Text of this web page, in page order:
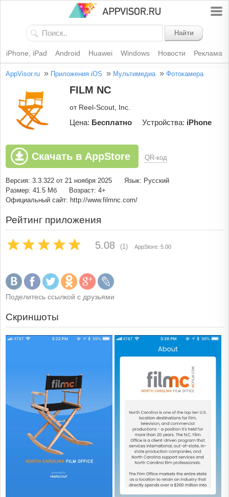
Найти
iPhone, iPad Android Huawei Windows Новости Реклама
AppVisor.ru » Приложения iOS » Мультимедиа » Фотокамера
FILM NC
от Reel-Scout, Inc.
Цена: Бесплатно Устройства: iPhone
Скачать в AppStore QR-код
Версия: 3.3.322 от 21 ноября 2025
Язык: Русский
Размер: 41.5 Мб
Возраст: 4+
Официальный сайт: http://www.filmnc.com/
Рейтинг приложения
5.08 (1) AppStore: 5.00
Поделитесь ссылкой с друзьями
Скриншоты